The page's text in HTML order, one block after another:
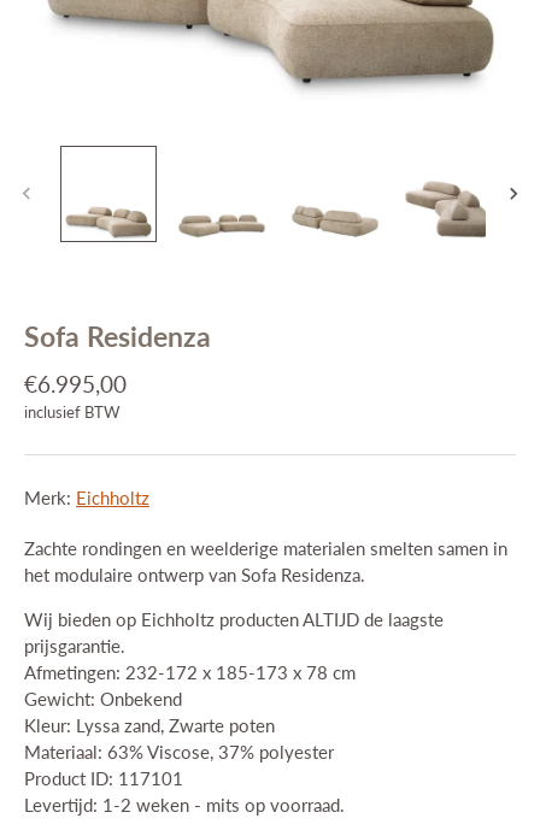
Interieuradvies
Projecten
Sofa Residenza
€6.995,00
inclusief BTW
Merk: Eichholtz
Zachte rondingen en weelderige materialen smelten samen in
het modulaire ontwerp van Sofa Residenza.
Wij bieden op Eichholtz producten ALTIJD de laagste
prijsgarantie.
Afmetingen: 232-172 x 185-173 x 78 cm
Gewicht: Onbekend
Kleur: Lyssa zand, Zwarte poten
Materiaal: 63% Viscose, 37% polyester
Product ID: 117101
Levertijd: 1-2 weken - mits op voorraad.